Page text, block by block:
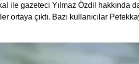
gazeteci Yılmaz Özdil hakkında
çıktı. Bazı kullanıcılar